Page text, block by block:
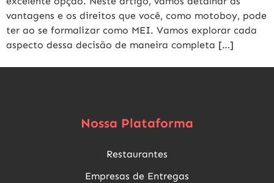
vantagens e os direitos que você, como motoboy, pode
ter ao se formalizar como MEI. Vamos explorar cada
aspecto dessa decisão de maneira completa […]
Nossa Plataforma
Restaurantes
Empresas de Entregas